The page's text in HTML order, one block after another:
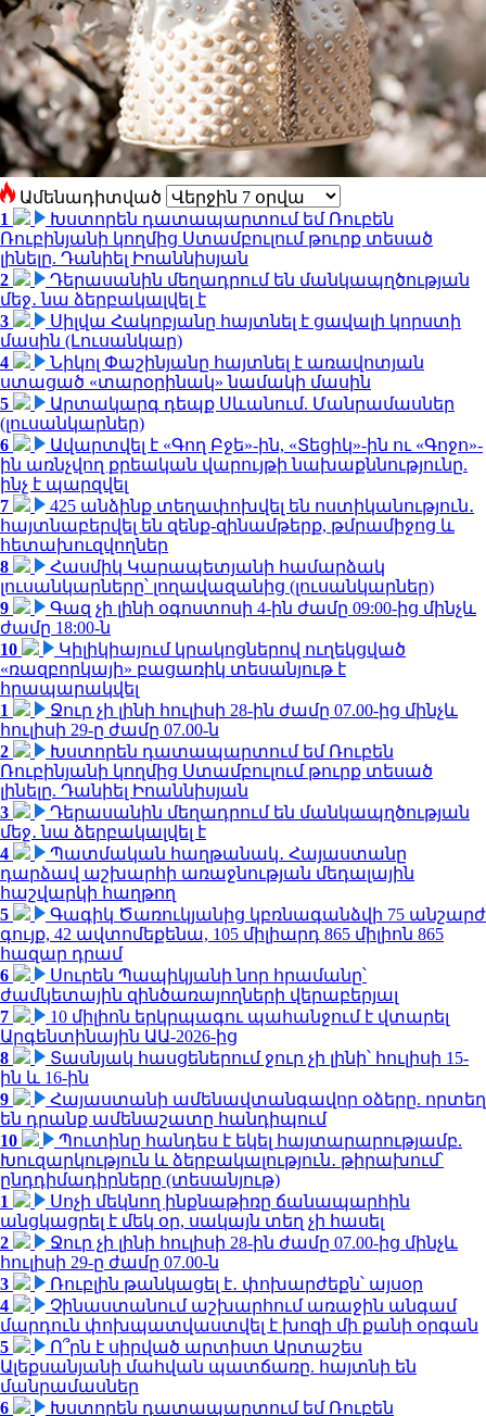
Ամենադիտված
1
Խստորեն դատապարտում եմ Ռուբեն
Ռուբինյանի կողմից Ստամբուլում թուրք տեսած
լինելը. Դանիել Իոաննիսյան
2
Դերասանին մեղադրում են մանկապղծության
մեջ․ նա ձերբակալվել է
3
Սիլվա Հակոբյանը հայտնել է ցավալի կորստի
մասին (Լուսանկար)
4
Նիկոլ Փաշինյանը հայտնել է առավոտյան
ստացած «տարօրինակ» նամակի մասին
5
Արտակարգ դեպք Սևանում. Մանրամասներ
(լուսանկարներ)
6
Ավարտվել է «Գող Բջե»-ին, «Տեցիկ»-ին ու «Գոջո»-
ին առնչվող քրեական վարույթի նախաքննությունը.
ինչ է պարզվել
7
425 անձինք տեղափոխվել են ոստիկանություն․
հայտնաբերվել են զենք-զինամթերք, թմրամիջոց և
հետախուզվողներ
8
Հասմիկ Կարապետյանի համարձակ
լուսանկարները՝ լողավազանից (լուսանկարներ)
9
Գազ չի լինի օգոստոսի 4-ին ժամը 09:00-ից մինչև
ժամը 18:00-ն
10
Կիլիկիայում կրակոցներով ուղեկցված
«ռազբորկայի» բացառիկ տեսանյութ է
հրապարակվել
1
Ջուր չի լինի հուլիսի 28-ին ժամը 07.00-ից մինչև
հուլիսի 29-ը ժամը 07.00-ն
2
Խստորեն դատապարտում եմ Ռուբեն
Ռուբինյանի կողմից Ստամբուլում թուրք տեսած
լինելը. Դանիել Իոաննիսյան
3
Դերասանին մեղադրում են մանկապղծության
մեջ․ նա ձերբակալվել է
4
Պատմական հաղթանակ․ Հայաստանը
դարձավ աշխարհի առաջնության մեդալային
հաշվարկի հաղթող
5
Գագիկ Ծառուկյանից կբռնագանձվի 75 անշարժ
գույք, 42 ավտոմեքենա, 105 միլիարդ 865 միլիոն 865
հազար դրամ
6
Սուրեն Պապիկյանի նոր հրամանը՝
ժամկետային զինծառայողների վերաբերյալ
7
10 միլիոն երկրպագու պահանջում է վտարել
Արգենտինային ԱԱ-2026-ից
8
Տասնյակ հասցեներում ջուր չի լինի՝ հուլիսի 15-
ին և 16-ին
9
Հայաստանի ամենավտանգավոր օձերը. որտեղ
են դրանք ամենաշատը հանդիպում
10
Պուտինը հանդես է եկել հայտարարությամբ.
Խուզարկություն և ձերբակալություն․ թիրախում՝
ընդդիմադիրները (տեսանյութ)
1
Սոչի մեկնող ինքնաթիռը ճանապարհին
անցկացրել է մեկ օր, սակայն տեղ չի հասել
2
Ջուր չի լինի հուլիսի 28-ին ժամը 07.00-ից մինչև
հուլիսի 29-ը ժամը 07.00-ն
3
Ռուբլին թանկացել է․ փոխարժեքն՝ այսօր
4
Չինաստանում աշխարհում առաջին անգամ
մարդուն փոխպատվաստվել է խոզի մի քանի օրգան
5
Ո՞րն է սիրված արտիստ Արտաշես
Ալեքսանյանի մահվան պատճառը. հայտնի են
մանրամասներ
6
Խստորեն դատապարտում եմ Ռուբեն